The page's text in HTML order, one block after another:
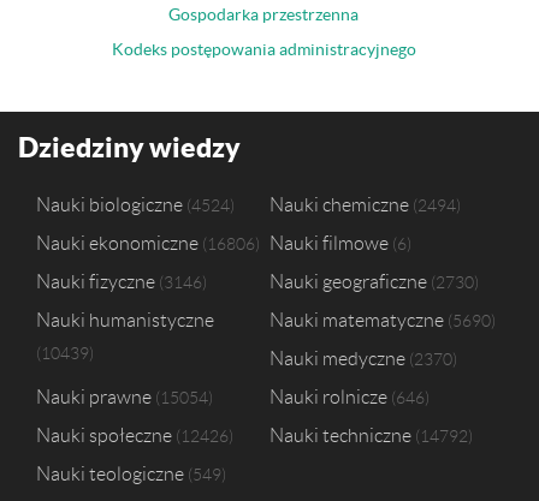
Gospodarka przestrzenna
Kodeks postępowania administracyjnego
Dziedziny wiedzy
Nauki biologiczne 4524 Nauki chemiczne 2494
Nauki ekonomiczne 16806 Nauki filmowe 6
Nauki fizyczne 3146 Nauki geograficzne 2730
Nauki humanistyczne
10439
Nauki matematyczne 5690
Nauki medyczne 2370
Nauki prawne 15054 Nauki rolnicze 646
Nauki społeczne 12426 Nauki techniczne 14792
Nauki teologiczne 549